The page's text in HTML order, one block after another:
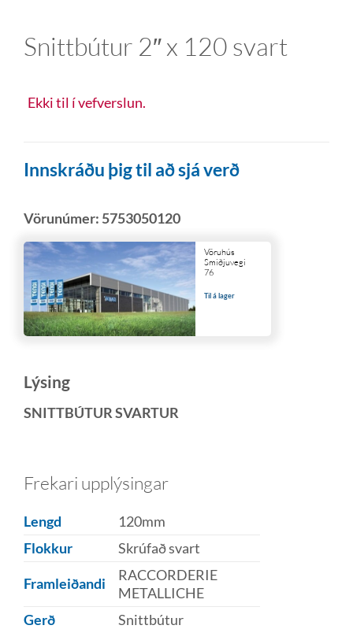
Snittbútur 2″ x 120 svart
Ekki til í vefverslun.
Innskráðu þig til að sjá verð
Vörunúmer: 5753050120
Vöruhús
Smiðjuvegi
76
Til á lager
Lýsing
SNITTBÚTUR SVARTUR
Frekari upplýsingar
Lengd
120mm
Flokkur
Skrúfað svart
Framleiðandi
RACCORDERIE
METALLICHE
Gerð
Snittbútur